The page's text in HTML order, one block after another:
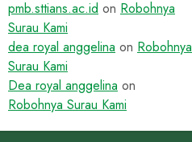
pmb.sttians.ac.id on Robohnya
Surau Kami
dea royal anggelina on Robohnya
Surau Kami
Dea royal anggelina on
Robohnya Surau Kami